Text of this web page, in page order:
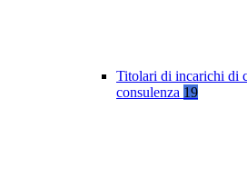
Titolari di incarichi di
consulenza 19